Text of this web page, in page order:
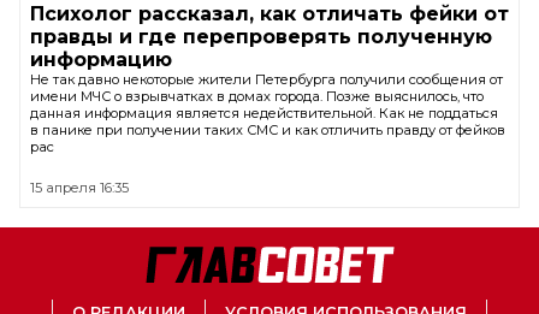
Психолог рассказал, как отличать фейки от
правды и где перепроверять полученную
информацию
Не так давно некоторые жители Петербурга получили сообщения от
имени МЧС о взрывчатках в домах города. Позже выяснилось, что
данная информация является недействительной. Как не поддаться
в панике при получении таких СМС и как отличить правду от фейков
рас
15 апреля 16:35